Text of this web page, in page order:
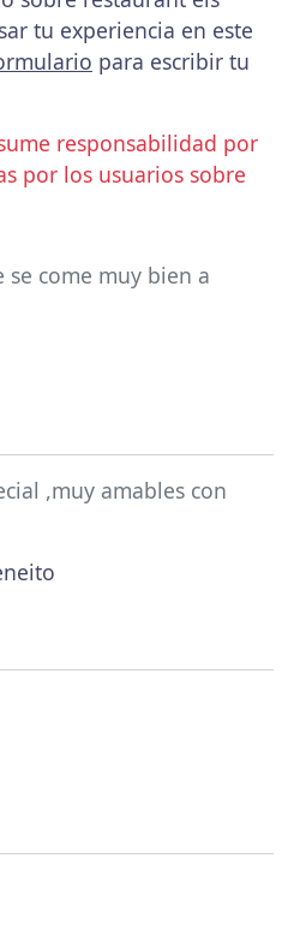
tu experiencia en este
para escribir tu
responsabilidad por
por los usuarios sobre
come muy bien a
,muy amables con